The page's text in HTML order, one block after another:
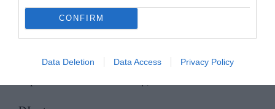
CONFIRM
Data Deletion Data Access Privacy Policy
– 2 τυλιχτά της Βόλβης.